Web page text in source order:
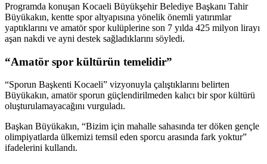
Programda konuşan Kocaeli Büyükşehir Belediye Başkanı Tahir
Büyükakın, kentte spor altyapısına yönelik önemli yatırımlar
yaptıklarını ve amatör spor kulüplerine son 7 yılda 425 milyon lirayı
aşan nakdi ve ayni destek sağladıklarını söyledi.
“Amatör spor kültürün temelidir”
“Sporun Başkenti Kocaeli” vizyonuyla çalıştıklarını belirten
Büyükakın, amatör sporun güçlendirilmeden kalıcı bir spor kültürü
oluşturulamayacağını vurguladı.
Başkan Büyükakın, “Bizim için mahalle sahasında ter döken gençle
olimpiyatlarda ülkemizi temsil eden sporcu arasında fark yoktur”
ifadelerini kullandı.